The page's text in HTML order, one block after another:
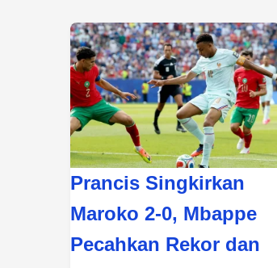
Prancis Singkirkan
Maroko 2-0, Mbappe
Pecahkan Rekor dan